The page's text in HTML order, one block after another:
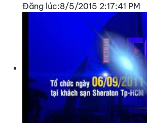
Đăng lúc:8/5/2015 2:17:41 PM